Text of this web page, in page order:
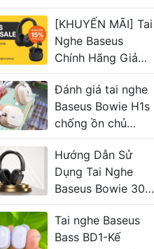
[KHUYẾN MÃI] Tai
Nghe Baseus
Chính Hãng Giảm
15% (01/08 -
15/08/2025)
Đánh giá tai nghe
Baseus Bowie H1s
chống ồn chủ
động pin 120 giờ
Hướng Dẫn Sử
Dụng Tai Nghe
Baseus Bowie 30
Max (2025)
Tai nghe Baseus
Bass BD1-Kế
Tai Nghe Thể Thao
Baseus Eli Fit
Open-Ear
689.000₫ 1.160.000₫